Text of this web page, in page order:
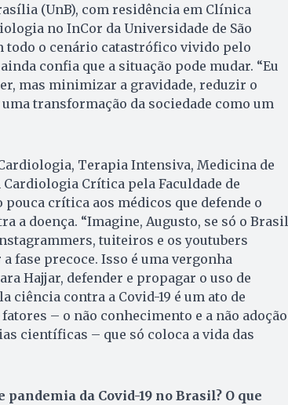
(UnB), com residência em Clínica
no InCor da Universidade de São
todo o cenário catastrófico vivido pelo
confia que a situação pode mudar. “Eu
mas minimizar a gravidade, reduzir o
transformação da sociedade como um
Terapia Intensiva, Medicina de
Crítica pela Faculdade de
pouca crítica aos médicos que defende o
a doença. “Imagine, Augusto, se só o Brasil
tuiteiros e os youtubers
fase precoce. Isso é uma vergonha
Hajjar, defender e propagar o uso de
ciência contra a Covid-19 é um ato de
– o não conhecimento e a não adoção
científicas – que só coloca a vida das
pandemia da Covid-19 no Brasil? O que